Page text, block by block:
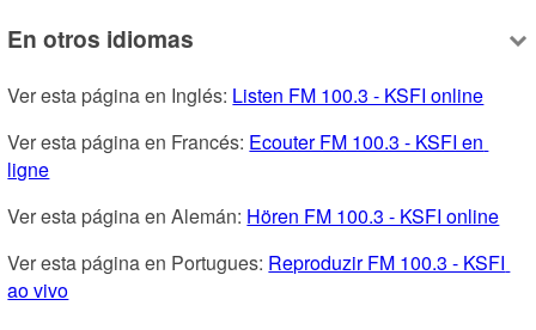
En otros idiomas
Ver esta página en Inglés: Listen FM 100.3 - KSFI online
Ver esta página en Francés: Ecouter FM 100.3 - KSFI en
ligne
Ver esta página en Alemán: Hören FM 100.3 - KSFI online
Ver esta página en Portugues: Reproduzir FM 100.3 - KSFI
ao vivo